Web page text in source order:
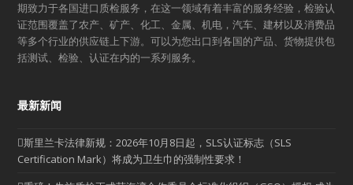
期致力于各国进口质检服务，在这一领域有着丰富的服务经验，检验认
证范围覆盖了农产、矿产、化工、金属、机电，汽车、建材以及消费品
等多个行业的供应链上下游。可以为您出口到各国的产品、货物提供包
括测试、检验、认证在内的一系列服务。
最新新闻
斯里兰卡法律新规：2026年10月8日起，SLS认证标志（SLS
Certification Mark）将成为卫生巾的强制性要求！